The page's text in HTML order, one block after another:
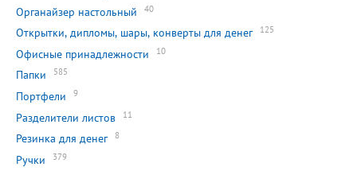
Органайзер настольный 40
Открытки, дипломы, шары, конверты для денег 125
Офисные принадлежности 10
Папки 585
Портфели 9
Разделители листов 11
Резинка для денег 8
Ручки 379